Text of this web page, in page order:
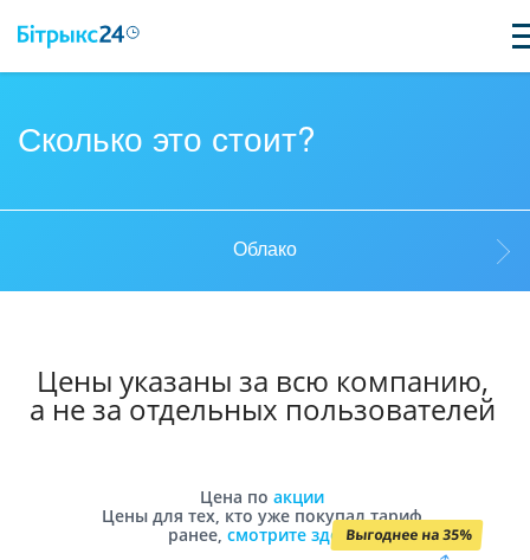
ВНЕДРЕНИЕ
ПОДДЕРЖКА
ПОЛУЧИТЬ БЕСПЛАТНО
ВХОД
Сколько это стоит?
Коробка
Облако
Цены указаны за всю компанию,
а не за отдельных пользователей
Цена по акции
Цены для тех, кто уже покупал тариф
ранее, смотрите здесьВыгоднее на 35%